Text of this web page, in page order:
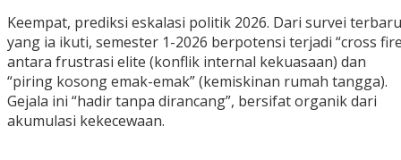
‎Keempat, prediksi eskalasi politik 2026. Dari survei terbaru
yang ia ikuti, semester 1-2026 berpotensi terjadi “cross
antara frustrasi elite (konflik internal kekuasaan) dan
“piring kosong emak-emak” (kemiskinan rumah tangga).
Gejala ini “hadir tanpa dirancang”, bersifat organik dari
akumulasi kekecewaan.